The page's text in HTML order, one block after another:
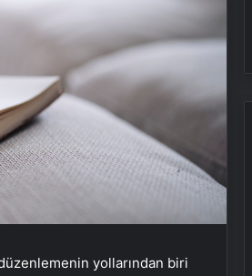
yollarından biri